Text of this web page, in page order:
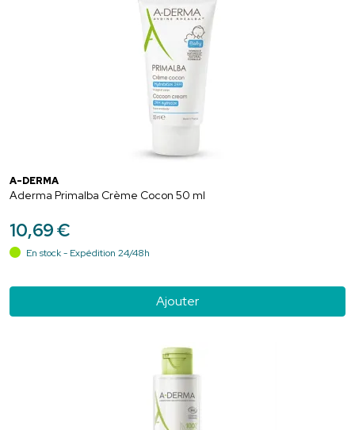
A-DERMA
Aderma Primalba Crème Cocon 50 ml
10,69€
En stock - Expédition 24/48h
Ajouter